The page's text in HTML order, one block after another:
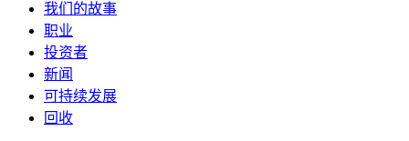
我们的故事
职业
投资者
新闻
可持续发展
回收